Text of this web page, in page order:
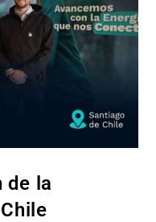
de la